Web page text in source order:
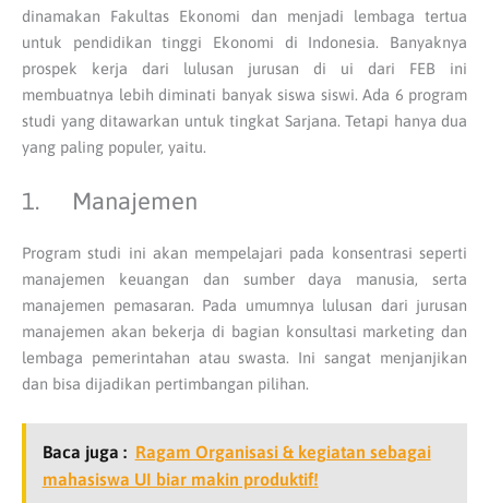
dinamakan Fakultas Ekonomi dan menjadi lembaga tertua
untuk pendidikan tinggi Ekonomi di Indonesia. Banyaknya
prospek kerja dari lulusan jurusan di ui dari FEB ini
membuatnya lebih diminati banyak siswa siswi. Ada 6 program
studi yang ditawarkan untuk tingkat Sarjana. Tetapi hanya dua
yang paling populer, yaitu.
1. Manajemen
Program studi ini akan mempelajari pada konsentrasi seperti
manajemen keuangan dan sumber daya manusia, serta
manajemen pemasaran. Pada umumnya lulusan dari jurusan
manajemen akan bekerja di bagian konsultasi marketing dan
lembaga pemerintahan atau swasta. Ini sangat menjanjikan
dan bisa dijadikan pertimbangan pilihan.
Baca juga : Ragam Organisasi & kegiatan sebagai
mahasiswa UI biar makin produktif!